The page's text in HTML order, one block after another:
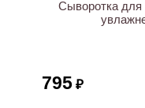
Сыворотка
795 ₽